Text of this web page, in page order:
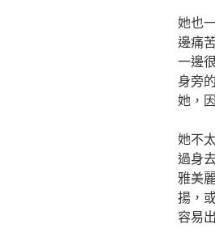
她也
邊痛
一邊
身旁
她，
她不
過身
雅美
揚，
容易